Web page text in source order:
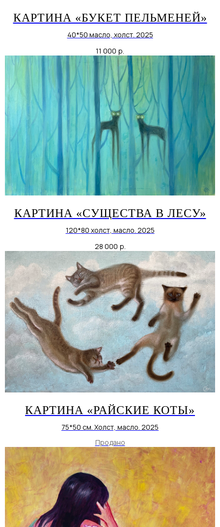
КАРТИНА «БУКЕТ ПЕЛЬМЕНЕЙ»
40*50 масло, холст. 2025
11 000 р.
КАРТИНА «СУЩЕСТВА В ЛЕСУ»
120*80 холст, масло. 2025
28 000 р.
КАРТИНА «РАЙСКИЕ КОТЫ»
75*50 см. Холст, масло. 2025